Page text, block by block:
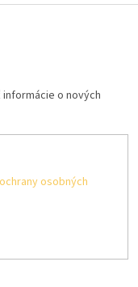
o nových
osobných